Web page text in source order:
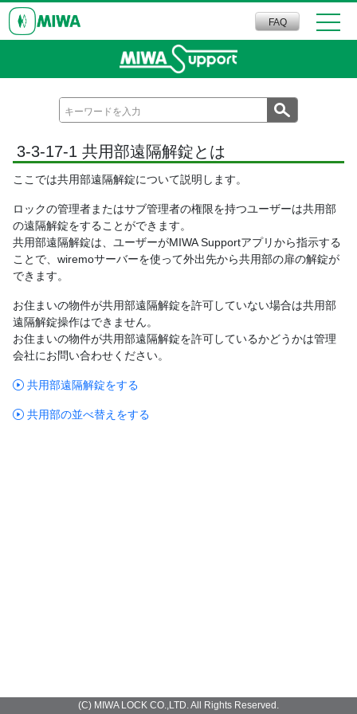
FAQ
3-3-17-1 共用部遠隔解錠とは
ここでは共用部遠隔解錠について説明します。
ロックの管理者またはサブ管理者の権限を持つユーザーは共用部
の遠隔解錠をすることができます。
共用部遠隔解錠は、ユーザーがMIWA Supportアプリから指示する
ことで、wiremoサーバーを使って外出先から共用部の扉の解錠が
できます。
お住まいの物件が共用部遠隔解錠を許可していない場合は共用部
遠隔解錠操作はできません。
お住まいの物件が共用部遠隔解錠を許可しているかどうかは管理
会社にお問い合わせください。
共用部遠隔解錠をする
共用部の並べ替えをする
(C) MIWA LOCK CO.,LTD. All Rights Reserved.